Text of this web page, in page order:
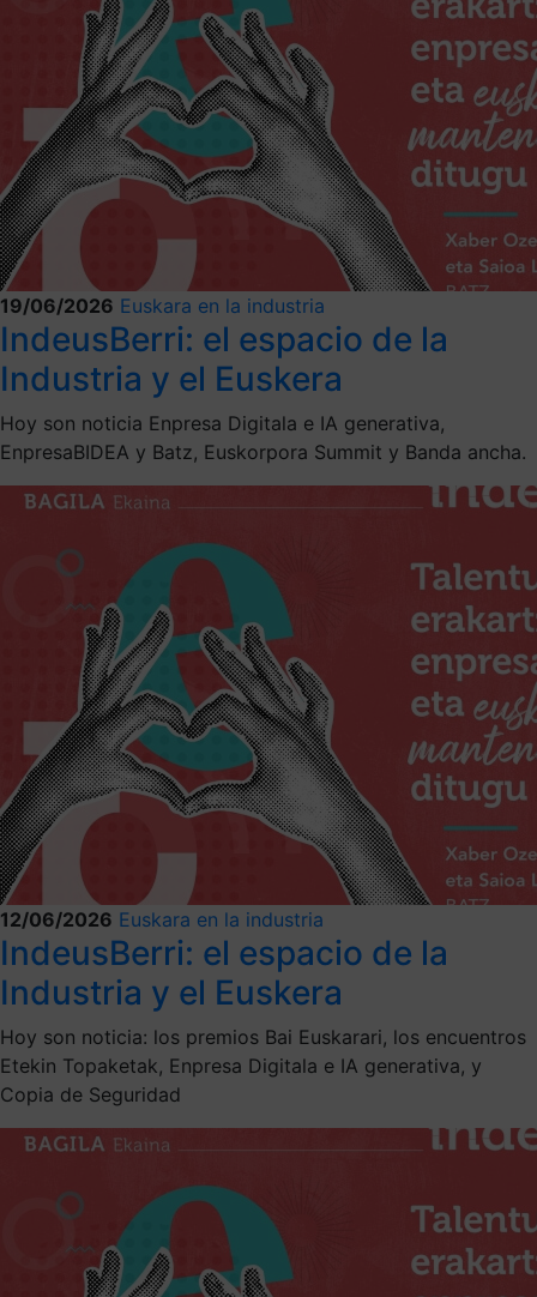
19/06/2026 Euskara en la industria
IndeusBerri: el espacio de la
Industria y el Euskera
Hoy son noticia Enpresa Digitala e IA generativa,
EnpresaBIDEA y Batz, Euskorpora Summit y Banda ancha.
12/06/2026 Euskara en la industria
IndeusBerri: el espacio de la
Industria y el Euskera
Hoy son noticia: los premios Bai Euskarari, los encuentros
Etekin Topaketak, Enpresa Digitala e IA generativa, y
Copia de Seguridad